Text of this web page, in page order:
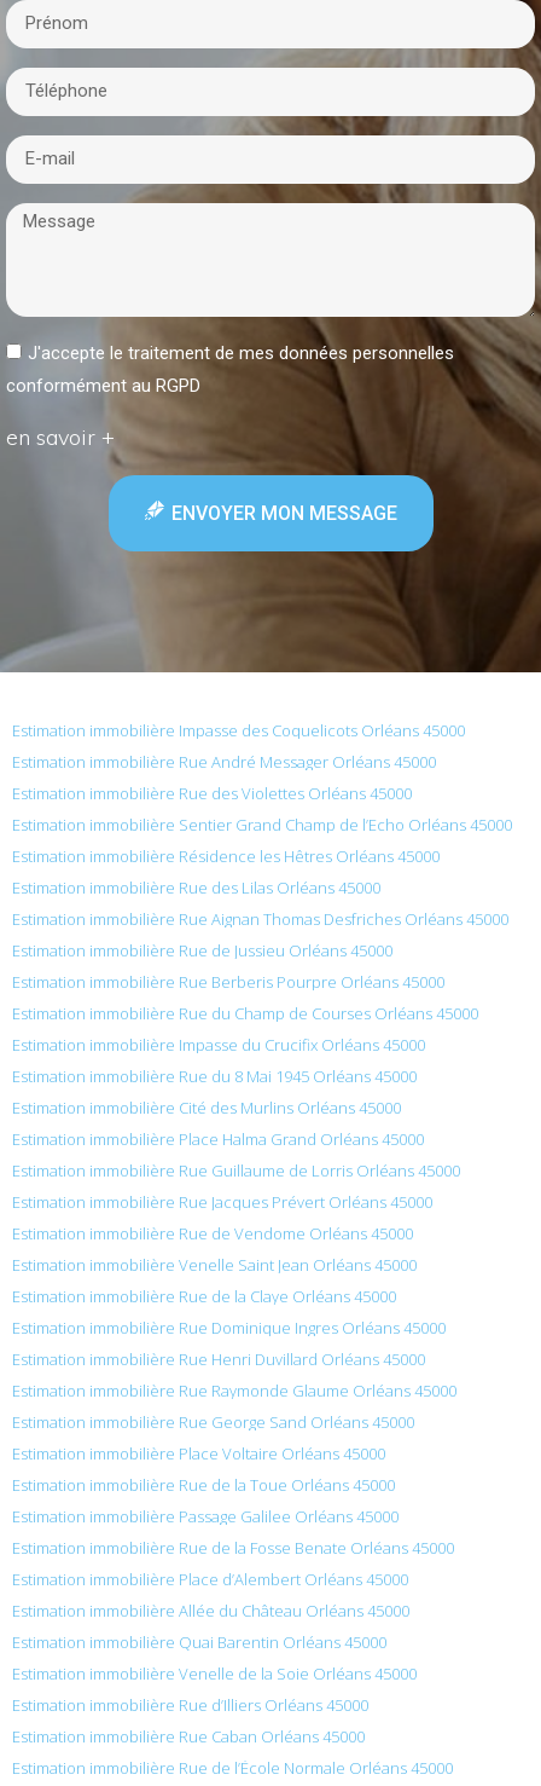
J'accepte le traitement de mes données personnelles
conformément au RGPD
en savoir +
ENVOYER MON MESSAGE
Estimation immobilière Impasse des Coquelicots Orléans 45000
Estimation immobilière Rue André Messager Orléans 45000
Estimation immobilière Rue des Violettes Orléans 45000
Estimation immobilière Sentier Grand Champ de l’Echo Orléans 45000
Estimation immobilière Résidence les Hêtres Orléans 45000
Estimation immobilière Rue des Lilas Orléans 45000
Estimation immobilière Rue Aignan Thomas Desfriches Orléans 45000
Estimation immobilière Rue de Jussieu Orléans 45000
Estimation immobilière Rue Berberis Pourpre Orléans 45000
Estimation immobilière Rue du Champ de Courses Orléans 45000
Estimation immobilière Impasse du Crucifix Orléans 45000
Estimation immobilière Rue du 8 Mai 1945 Orléans 45000
Estimation immobilière Cité des Murlins Orléans 45000
Estimation immobilière Place Halma Grand Orléans 45000
Estimation immobilière Rue Guillaume de Lorris Orléans 45000
Estimation immobilière Rue Jacques Prévert Orléans 45000
Estimation immobilière Rue de Vendome Orléans 45000
Estimation immobilière Venelle Saint Jean Orléans 45000
Estimation immobilière Rue de la Claye Orléans 45000
Estimation immobilière Rue Dominique Ingres Orléans 45000
Estimation immobilière Rue Henri Duvillard Orléans 45000
Estimation immobilière Rue Raymonde Glaume Orléans 45000
Estimation immobilière Rue George Sand Orléans 45000
Estimation immobilière Place Voltaire Orléans 45000
Estimation immobilière Rue de la Toue Orléans 45000
Estimation immobilière Passage Galilee Orléans 45000
Estimation immobilière Rue de la Fosse Benate Orléans 45000
Estimation immobilière Place d’Alembert Orléans 45000
Estimation immobilière Allée du Château Orléans 45000
Estimation immobilière Quai Barentin Orléans 45000
Estimation immobilière Venelle de la Soie Orléans 45000
Estimation immobilière Rue d’Illiers Orléans 45000
Estimation immobilière Rue Caban Orléans 45000
Estimation immobilière Rue de l’École Normale Orléans 45000